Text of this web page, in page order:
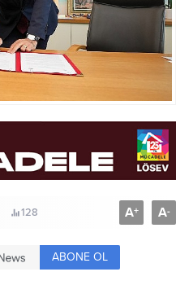
128 A+ A-
ABONE OL